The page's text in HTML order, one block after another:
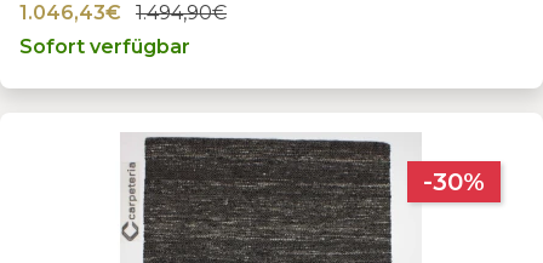
1.046,43€
1.494,90€
Sofort verfügbar
-30%